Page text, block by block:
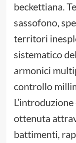
beckettiana.
sassofono,
territori
sistematico
armonici
controllo
ottenuta
battimenti,